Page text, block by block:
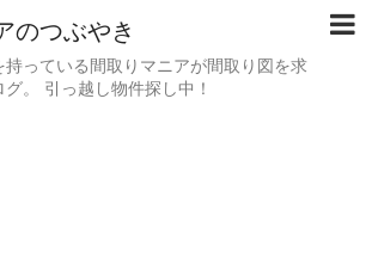
のつぶやき
持っている間取りマニアが間取り図を求
。 引っ越し物件探し中！